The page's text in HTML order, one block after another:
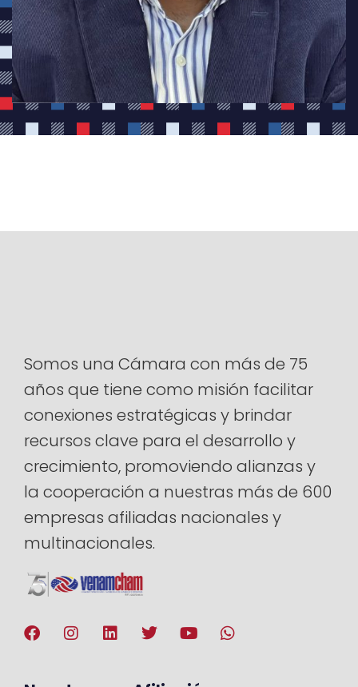
Somos una Cámara con más de 75
años que tiene como misión facilitar
conexiones estratégicas y brindar
recursos clave para el desarrollo y
crecimiento, promoviendo alianzas y
la cooperación a nuestras más de 600
empresas afiliadas nacionales y
multinacionales.